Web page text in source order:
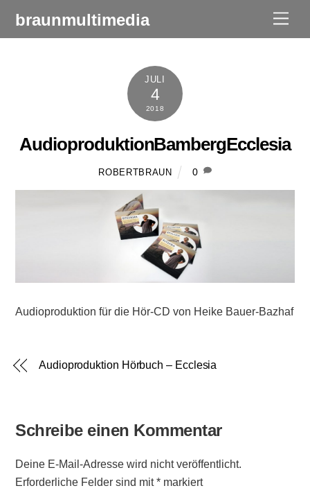
braunmultimedia
JULI
4
2018
AudioproduktionBambergEcclesia
ROBERTBRAUN 0
Audioproduktion für die Hör-CD von Heike Bauer-Bazhaf
Audioproduktion Hörbuch – Ecclesia
Schreibe einen Kommentar
Deine E-Mail-Adresse wird nicht veröffentlicht.
Erforderliche Felder sind mit* markiert